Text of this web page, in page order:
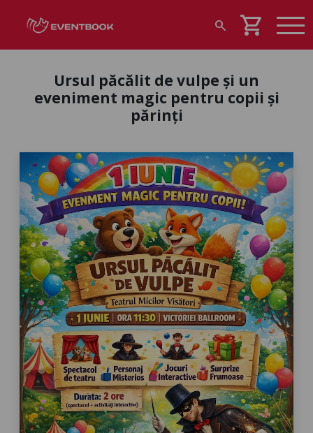
search shopping_cart
Ursul păcălit de vulpe și un
eveniment magic pentru copii și
părinți